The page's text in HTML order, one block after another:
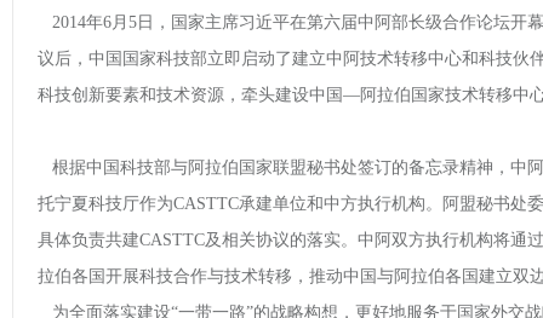
2014年6月5日，国家主席习近平在第六届中阿部长级合作论坛开
议后，中国国家科技部立即启动了建立中阿技术转移中心和科技伙
科技创新要素和技术资源，牵头建设中国—阿拉伯国家技术转移中
根据中国科技部与阿拉伯国家联盟秘书处签订的备忘录精神，中
托宁夏科技厅作为CASTTC承建单位和中方执行机构。阿盟秘书处
具体负责共建CASTTC及相关协议的落实。中阿双方执行机构将通
拉伯各国开展科技合作与技术转移，推动中国与阿拉伯各国建立双
为全面落实建设“一带一路”的战略构想，更好地服务于国家外交